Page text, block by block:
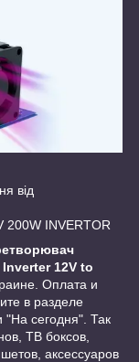
від
200W INVERTOR
Inverter 12V to
Оплата и
в разделе
"На сегодня". Так
ТВ боксов,
аксессуаров